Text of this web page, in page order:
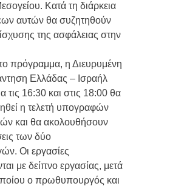
Κατά τη διάρκεια
αυτών θα συζητηθούν
της ασφάλειας στην
πρόγραμμα, η Διευρυμένη
Ελλάδας – Ισραήλ
τις 16:30 και στις 18:00 θα
η τελετή υπογραφών
και θα ακολουθήσουν
των δύο
Οι εργασίες
με δείπνο εργασίας, μετά
ο πρωθυπουργός και